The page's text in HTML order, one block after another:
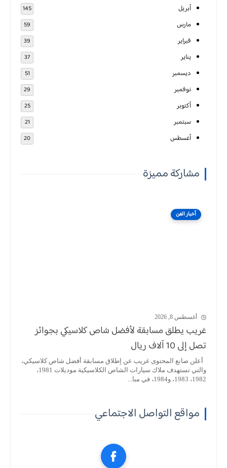
أبريل 145
مارس 59
فبراير 39
يناير 37
ديسمبر 51
نوفمبر 29
أكتوبر 25
سبتمبر 21
أغسطس 20
مشاركة مميزة
أخبار الفن
أغسطس 8, 2026
غريب يطلق مسابقة لأفضل شاص كلاسيكي بجوائز
تصل إلى 10 آلاف ريال
أعلن صانع المحتوى غريب عن إطلاق مسابقة أفضل شاص كلاسيكي،
والتي تستهدف ملاك سيارات الشاص الكلاسيكية موديلات 1981،
1982، 1983، و1984، في مبا...
مواقع التواصل الاجتماعي